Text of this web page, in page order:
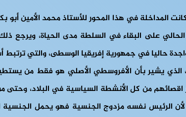
المداخلة في هذا المحور للأستاذ محمد
على البقاء في السلطة مدى الحياة، ويرجع
حاليا في جمهورية إفريقيا الوسطى، والتي
إلى أن الاستفتاء وخاصة البند 83 من الدستور، الذي يشير بأن
من كل الأنشطة السياسية في البلاد، وحتى